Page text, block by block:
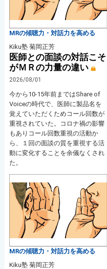
MRの傾聴力・対話力を高める
Kiku塾 菊岡正芳
医師との面談の対話こそ
がＭＲの力量の違い
2026/08/01
今から10-15年前まではShare of
Voiceの時代で、医師に製品名を
覚えていただくためコール回数が
重視されていた。コロナ禍の影響
もありコール回数重視の活動か
ら、１回の面談の質を重視する活
動に変化することを余儀なくされ
た。
MRの傾聴力・対話力を高める
Kiku塾 菊岡正芳